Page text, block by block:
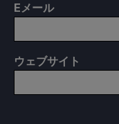
Eメール
ウェブサイト